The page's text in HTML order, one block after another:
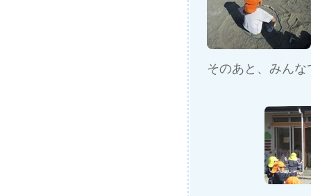
そのあと、みん